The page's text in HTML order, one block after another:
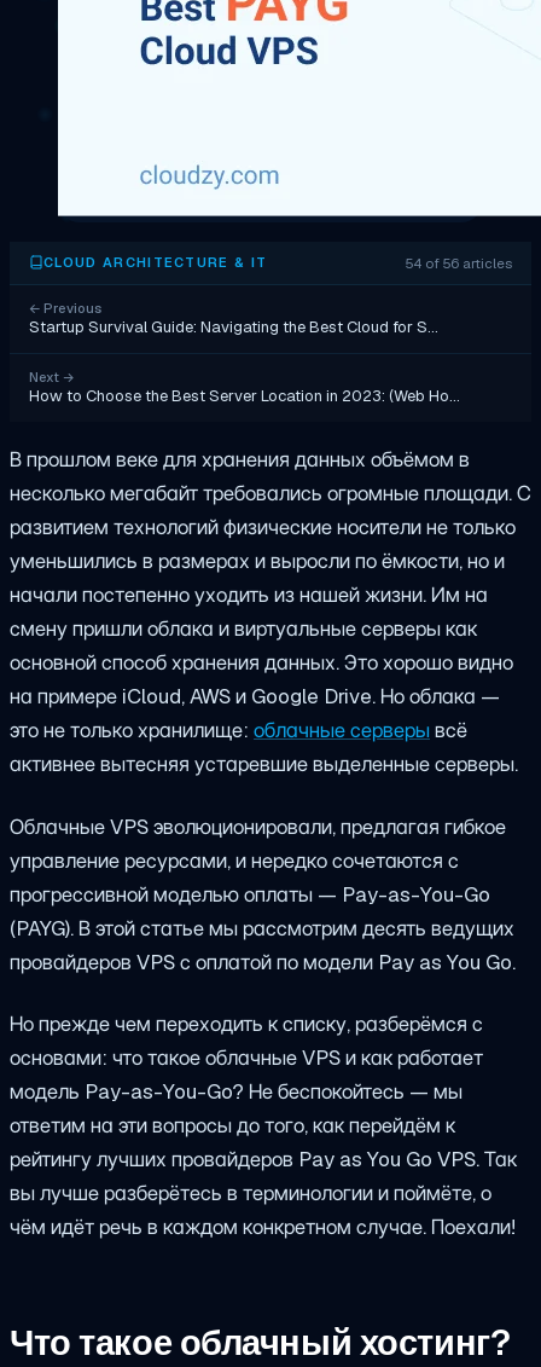
CLOUD ARCHITECTURE & IT 54 of 56 articles
← Previous
Startup Survival Guide: Navigating the Best Cloud for S…
Next →
How to Choose the Best Server Location in 2023: (Web Ho…
В прошлом веке для хранения данных объёмом в
несколько мегабайт требовались огромные площади. С
развитием технологий физические носители не только
уменьшились в размерах и выросли по ёмкости, но и
начали постепенно уходить из нашей жизни. Им на
смену пришли облака и виртуальные серверы как
основной способ хранения данных. Это хорошо видно
на примере iCloud, AWS и Google Drive. Но облака —
это не только хранилище: облачные серверывсё
активнее вытесняя устаревшие выделенные серверы.
Облачные VPS эволюционировали, предлагая гибкое
управление ресурсами, и нередко сочетаются с
прогрессивной моделью оплаты — Pay-as-You-Go
(PAYG). В этой статье мы рассмотрим десять ведущих
провайдеров VPS с оплатой по модели Pay as You Go.
Но прежде чем переходить к списку, разберёмся с
основами: что такое облачные VPS и как работает
модель Pay-as-You-Go? Не беспокойтесь — мы
ответим на эти вопросы до того, как перейдём к
рейтингу лучших провайдеров Pay as You Go VPS. Так
вы лучше разберётесь в терминологии и поймёте, о
чём идёт речь в каждом конкретном случае. Поехали!
Что такое облачный хостинг?